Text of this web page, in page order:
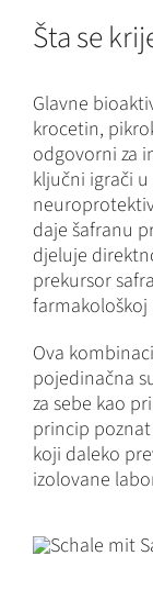
Šta se
Glavne
krocetin,
odgovorni za
ključni igrači
daje šafranu
djeluje
prekursor
Ova
pojedinačna
za sebe kao
princip
koji daleko
izolovane